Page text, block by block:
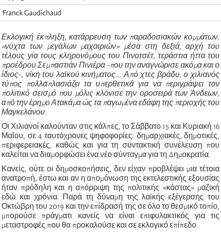
Franck Gaudichaud
Εκλογική έκπληξη, κατάρρευση των παραδοσιακών κομμάτων,
«νύχτα των μεγάλων μαχαιριών» μέσα στη δεξιά, αρχή του
τέλους για τους κληρονόμους του Πινοτσέτ, τεράστια ήττα του
προέδρου Σεμπαστιάν Πινιέρα -που την αναγνώρισε ακόμα και ο
ίδιος-, νίκη του λαϊκού κινήματος... Από χτες βράδυ, ο χιλιανός
τύπος πολλαπλασιάζει τα υπερθετικά για να περιγράψει τον
πολιτικό σεισμό που μόλις κλόνισε την οροσειρά των Άνδεων,
από την έρημο Ατακάμα ώς τα παγωμένα εδάφη της περιοχής του
Μαγκελάνου.
Οι Χιλιανοί καλούνταν στις κάλπες, το Σάββατο 15 και Κυριακή 16
Μαΐου, σε 4 ταυτόχρονες ψηφοφορίες: δημαρχιακές, δημοτικές,
περιφερειακές, καθώς και για τη συντακτική συνέλευση που
καλείται να διαμορφώσει ένα νέο σύνταγμα για τη Δημοκρατία.
Κανείς, ούτε οι δημοσκοπήσεις, δεν είχαν προβλέψει μια τέτοια
ανατροπή, έστω και αν η απομόνωση της εκτελεστικής εξουσίας
ήταν πρόδηλη και η απόρριψη της πολιτικής «κάστας» μαζική
εδώ και χρόνια. Παρά τη δύναμη της λαϊκής εξέγερσης του
Οκτώβρη του 2019 και την επίδρασή της σε όλο το θεσμικό τοπίο,
μπορούσε πράγματι κανείς να είναι επιφυλακτικός για τις
μεταστροφές που θα προκαλούσε και σε εκλογικό επίπεδο.